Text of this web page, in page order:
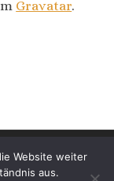
Gravatar.
Alle Rechte
Website weiter
aus.